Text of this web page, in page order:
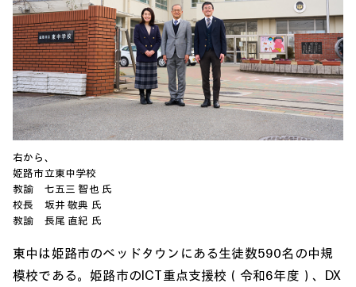
右から、
姫路市立東中学校
教諭 七五三 智也 氏
校長 坂井 敬典 氏
教諭 長尾 直紀 氏
東中は姫路市のベッドタウンにある生徒数590名の中規
模校である。姫路市のICT重点支援校（令和6年度）、DX